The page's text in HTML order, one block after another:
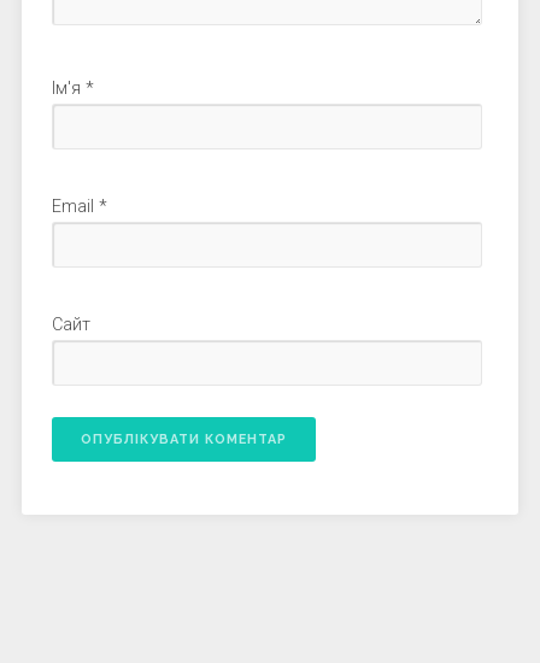
Ім'я *
Email *
Сайт